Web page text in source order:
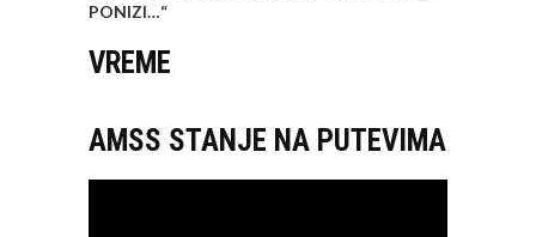
PONIZI…“
VREME
AMSS STANJE NA PUTEVIMA